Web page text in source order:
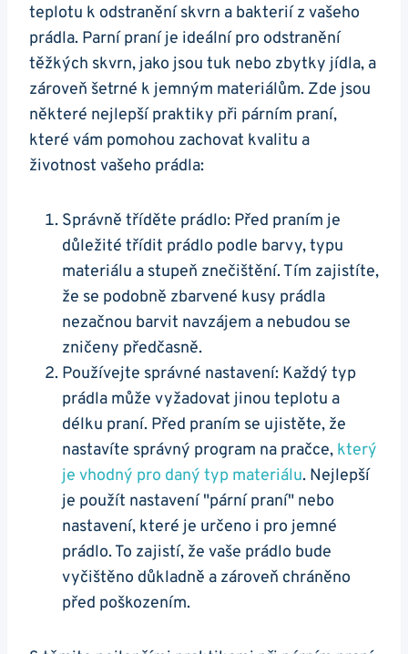
teplotu k ​odstranění skvrn‍ a ‌bakterií z vašeho
⁣prádla. Parní praní je ideální pro odstranění
těžkých skvrn, jako jsou tuk nebo zbytky jídla, a
zároveň ⁣šetrné k jemným materiálům. Zde jsou
některé ⁢nejlepší praktiky při párním praní,
které vám pomohou zachovat kvalitu a
životnost vašeho prádla:
Správně‍ tříděte prádlo: Před praním je
‍důležité třídit prádlo podle barvy, typu
materiálu⁢ a ⁢stupeň znečištění. ⁤Tím zajistíte,
že se podobně zbarvené kusy prádla
nezačnou barvit ​navzájem a⁤ nebudou se
zničeny předčasně.
Používejte správné nastavení: Každý typ
prádla může vyžadovat jinou teplotu⁣ a
délku ⁣praní. Před praním ⁢se ujistěte, že
nastavíte správný program na pračce, který
je vhodný pro daný typ materiálu. ⁢Nejlepší
je použít nastavení "pární praní" ‍nebo
nastavení, které je určeno i pro jemné
prádlo. To zajistí, že vaše prádlo bude
vyčištěno⁤ důkladně a zároveň‍ chráněno
před poškozením.